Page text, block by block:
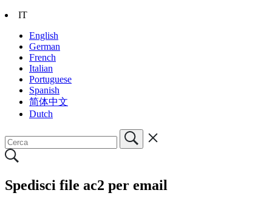
IT
English
German
French
Italian
Portuguese
Spanish
简体中文
Dutch
Spedisci file ac2 per email